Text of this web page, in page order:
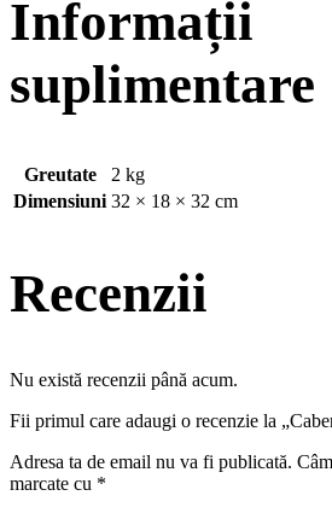
Informații
suplimentare
Greutate
2 kg
Dimensiuni 32 × 18 × 32 cm
Recenzii
Nu există recenzii până acum.
Fii primul care adaugi o recenzie la
Adresa ta de email nu va fi publicată.
marcate cu *